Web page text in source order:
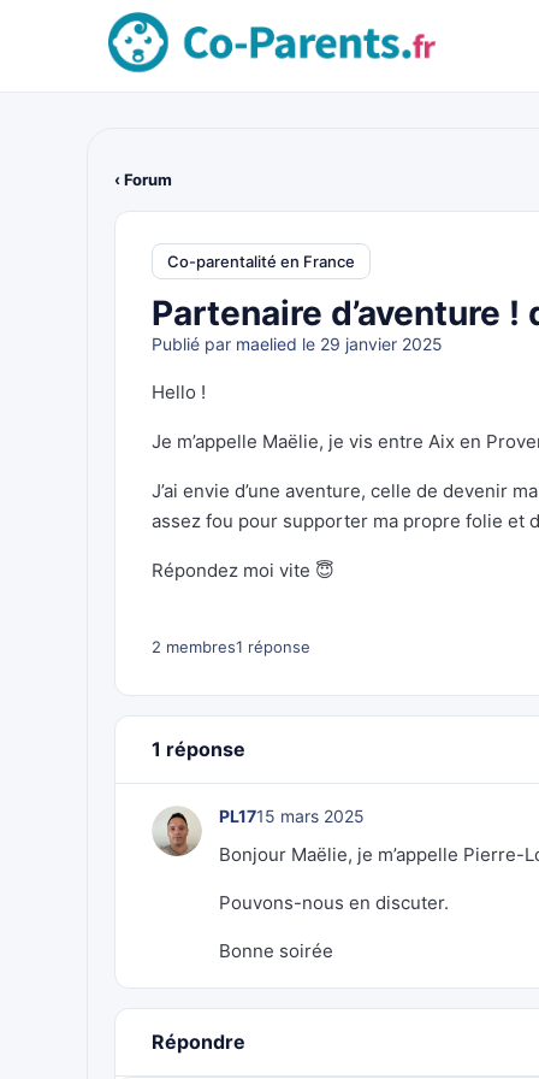
‹ Forum
Co-parentalité en France
Partenaire d’aventure
Publié par maelied le 29 janvier 2025
Hello !
Je m’appelle Maëlie, je vis entre Aix en
J’ai envie d’une aventure, celle de devenir
assez fou pour supporter ma propre folie et
Répondez moi vite 😇
2 membres1 réponse
1 réponse
PL1715 mars 2025
Bonjour Maëlie, je m’appelle Pierre-
Pouvons-nous en discuter.
Bonne soirée
Répondre